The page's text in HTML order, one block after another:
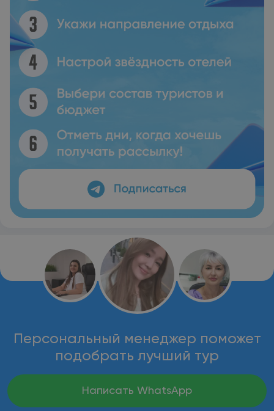
Персональный менеджер поможет
подобрать лучший тур
Написать WhatsApp